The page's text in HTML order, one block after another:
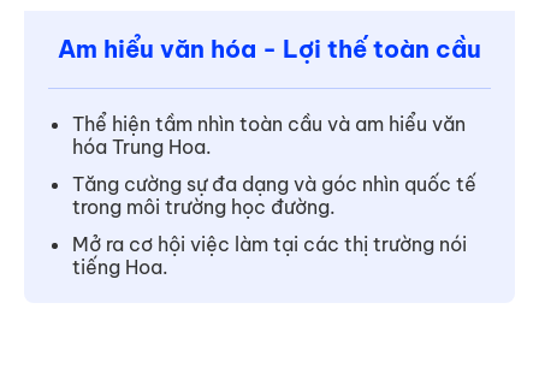
Am hiểu văn hóa - Lợi thế toàn cầu
Thể hiện tầm nhìn toàn cầu và am hiểu văn
hóa Trung Hoa.
Tăng cường sự đa dạng và góc nhìn quốc tế
trong môi trường học đường.
Mở ra cơ hội việc làm tại các thị trường nói
tiếng Hoa.